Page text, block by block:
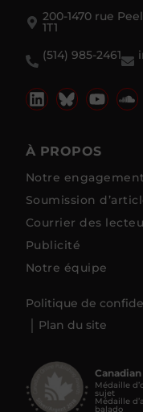
200-1470 rue
1T1
(514) 985-2461
À PROPOS
Soumission
Courrier des
Publicité
Notre équipe
Médaille
sujet
Médaille
balado